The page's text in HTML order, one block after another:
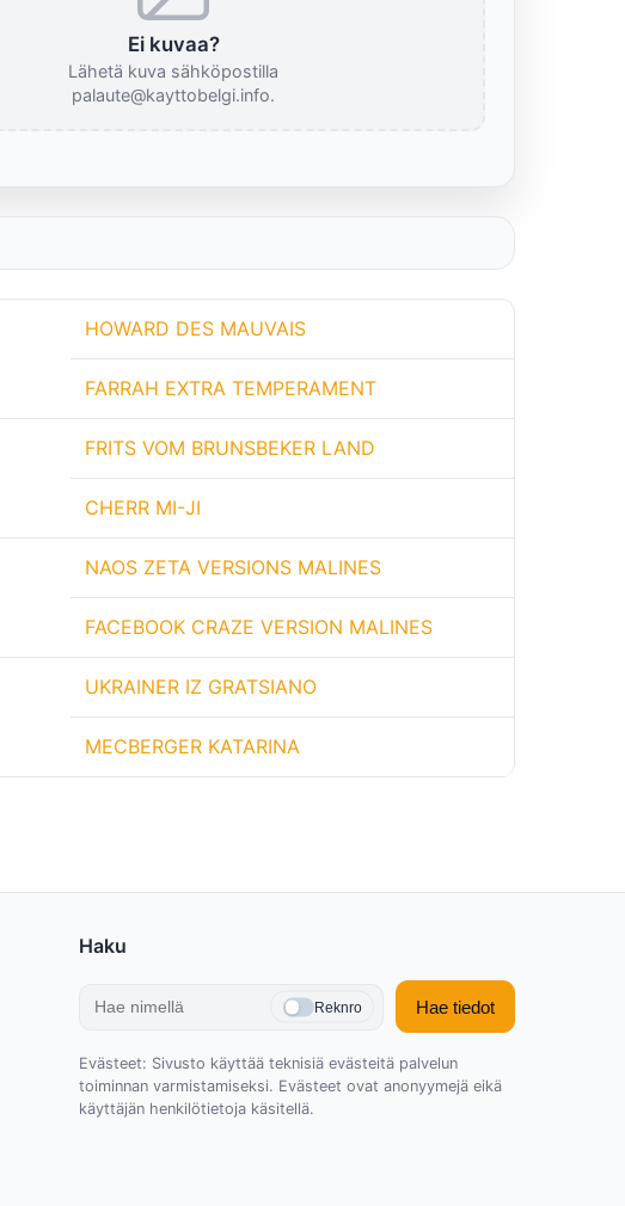
Ei kuvaa?
Lähetä kuva sähköpostilla
palaute@kayttobelgi.info.
HOWARD DES MAUVAIS
FARRAH EXTRA TEMPERAMENT
FRITS VOM BRUNSBEKER LAND
CHERR MI-JI
NAOS ZETA VERSIONS MALINES
FACEBOOK CRAZE VERSION MALINES
UKRAINER IZ GRATSIANO
MECBERGER KATARINA
Haku
Reknro Hae tiedot
Evästeet: Sivusto käyttää teknisiä evästeitä palvelun
toiminnan varmistamiseksi. Evästeet ovat anonyymejä eikä
käyttäjän henkilötietoja käsitellä.